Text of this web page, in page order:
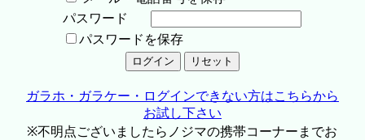
パスワード
パスワードを保存
ガラホ・ガラケー・ログインできない方はこちらから
お試し下さい
※不明点ございましたらノジマの携帯コーナーまでお